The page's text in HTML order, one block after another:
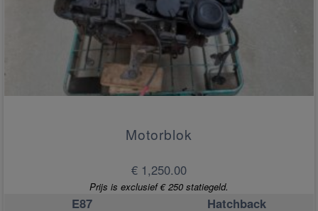
Motorblok
€ 1,250.00
Prijs is exclusief € 250 statiegeld.
E87
Hatchback